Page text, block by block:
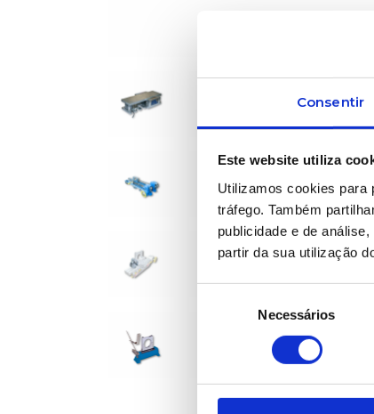
Consentir
Este website utiliza
Utilizamos cookies para
tráfego. Também
publicidade e de
partir da sua utilização
consentimento
Necessários